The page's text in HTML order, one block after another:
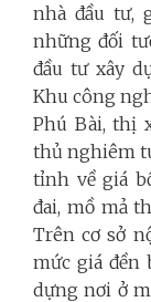
nhà đầu tư,
những đối
đầu tư xây
Khu công
Phú Bài, thị
thủ nghiêm
tỉnh về giá
đai, mồ mả
Trên cơ sở
mức giá đền
dựng nơi ở